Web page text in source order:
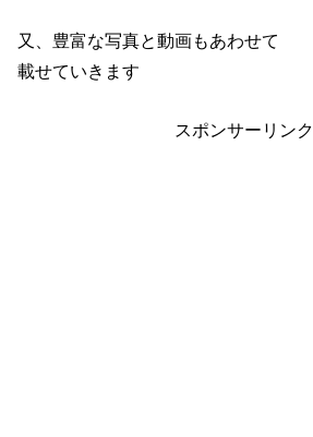
又、豊富な写真と動画もあわせて
載せていきます
スポンサーリンク